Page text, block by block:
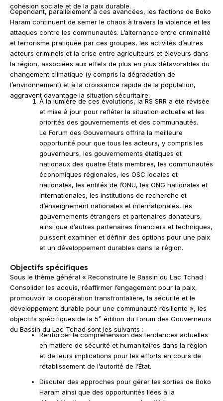
cohésion sociale et de la paix durable.
Cependant, parallèlement à ces avancées, les factions de Boko
Haram continuent de semer le chaos à travers la violence et les
attaques contre les communautés. L’alternance entre criminalité
et terrorisme pratiquée par ces groupes, les activités d’autres
acteurs criminels et la crise entre agriculteurs et éleveurs dans
la région, associées aux effets de plus en plus défavorables du
changement climatique (y compris la dégradation de
l’environnement) et à la croissance rapide de la population,
aggravent davantage la situation sécuritaire.
À la lumière de ces évolutions, la RS SRR a été révisée
et mise à jour pour refléter la situation actuelle et les
priorités des gouvernements et des communautés.
Le Forum des Gouverneurs offrira la meilleure
opportunité pour que tous les acteurs, y compris les
gouverneurs, les gouvernements étatiques et
nationaux des quatre États membres, les communautés
économiques régionales, les OSC locales et
nationales, les entités de l’ONU, les ONG nationales et
internationales, les institutions de recherche et
d’enseignement nationales et internationales, les
gouvernements étrangers et partenaires donateurs,
ainsi que d’autres partenaires financiers et techniques,
puissent examiner et définir des options pour une paix
et un développement durables dans la région.
Objectifs spécifiques
Sous le thème général « Reconstruire le Bassin du Lac Tchad :
Consolider les acquis, réaffirmer l’engagement pour la paix,
promouvoir la coopération transfrontalière, la sécurité et le
développement durable pour une communauté résiliente », les
objectifs spécifiques de la 5ᵉ édition du Forum des Gouverneurs
du Bassin du Lac Tchad sont les suivants :
Renforcer la compréhension des tendances actuelles
en matière de sécurité et humanitaires dans la région
et de leurs implications pour les efforts en cours de
rétablissement de l’autorité de l’État.
Discuter des approches pour gérer les sorties de Boko
Haram ainsi que des opportunités liées à la